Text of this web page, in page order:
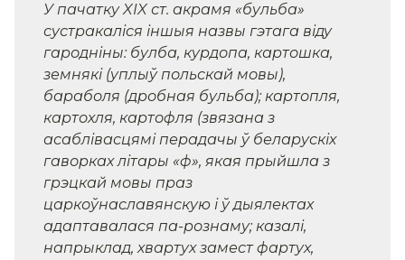
У пачатку XIX ст. акрамя «бульба»
сустракаліся іншыя назвы гэтага віду
гародніны: булба, курдопа, картошка,
земнякі (уплыў польскай мовы),
бараболя (дробная бульба); картопля,
картохля, картофля (звязана з
асаблівасцямі перадачы ў беларускіх
гаворках літары «ф», якая прыйшла з
грэцкай мовы праз
царкоўнаславянскую і ў дыялектах
адаптавалася па-рознаму; казалі,
напрыклад, хвартух замест фартух,